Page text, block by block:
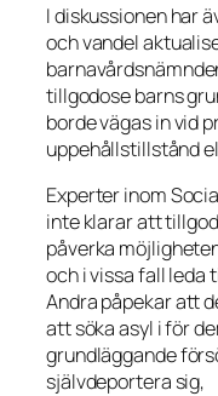
I diskussionen har
och vandel
tillgodose barns
borde vägas in vid
uppehållstillstånd
Experter inom
inte klarar att
påverka
och i vissa fall leda
Andra påpekar att
att söka asyl i för
grundläggande
självdeportera sig,